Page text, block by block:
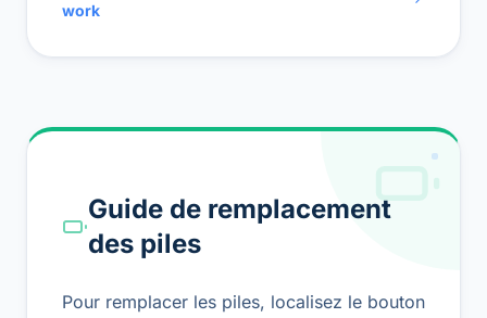
work
Guide de remplacement
des piles
Pour remplacer les piles, localisez le bouton